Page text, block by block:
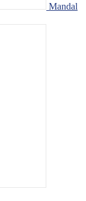
Mandal